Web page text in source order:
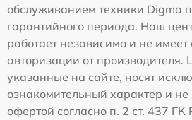
обслуживанием техники Digma
гарантийного периода. Наш
работает независимо и не
авторизации от производителя.
указанные на сайте, носят
ознакомительный характер и
офертой согласно п. 2 ст. 437